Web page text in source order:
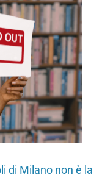
di Milano non è la